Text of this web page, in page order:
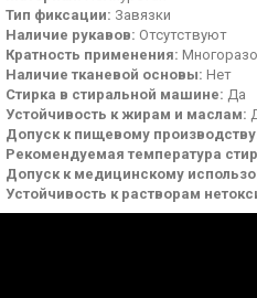
Тип фиксации: Завязки
Наличие рукавов: Отсутствуют
Кратность применения:
Наличие тканевой основы: Нет
Стирка в стиральной машине: Да
Устойчивость к жирам и маслам:
Допуск к пищевому
Рекомендуемая температура
Допуск к медицинскому
Устойчивость к растворам